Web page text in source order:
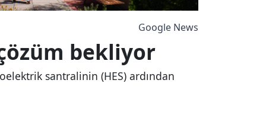
Google News
bekliyor
santralinin (HES) ardından